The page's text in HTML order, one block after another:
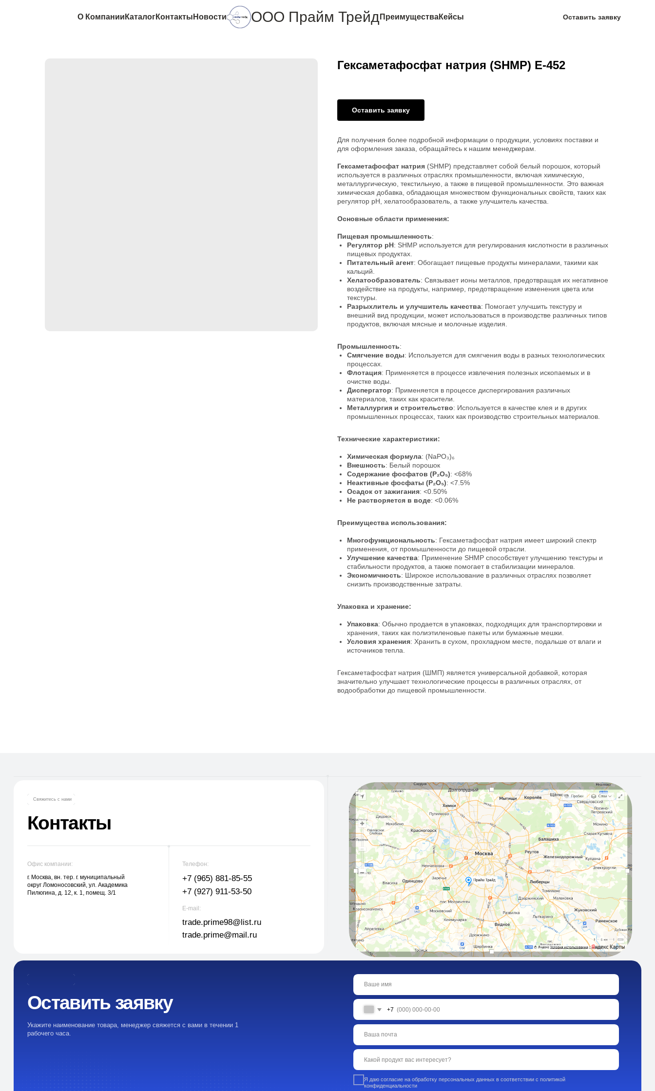
О Компании КаталогКонтакты Новости ООО Прайм Трейд ПреимуществаКейсы Оставить заявку
Гексаметафосфат натрия (SHMP) E-452
Оставить заявку
Для получения более подробной информации о продукции, условиях поставки и
для оформления заказа, обращайтесь к нашим менеджерам.
Гексаметафосфат натрия (SHMP) представляет собой белый порошок, который
используется в различных отраслях промышленности, включая химическую,
металлургическую, текстильную, а также в пищевой промышленности. Это важная
химическая добавка, обладающая множеством функциональных свойств, таких как
регулятор рН, хелатообразователь, а также улучшитель качества.
Основные области применения:
Пищевая промышленность:
Регулятор рН: SHMP используется для регулирования кислотности в различных
пищевых продуктах.
Питательный агент: Обогащает пищевые продукты минералами, такими как
кальций.
Хелатообразователь: Связывает ионы металлов, предотвращая их негативное
воздействие на продукты, например, предотвращение изменения цвета или
текстуры.
Разрыхлитель и улучшитель качества: Помогает улучшить текстуру и
внешний вид продукции, может использоваться в производстве различных типов
продуктов, включая мясные и молочные изделия.
Промышленность:
Смягчение воды: Используется для смягчения воды в разных технологических
процессах.
Флотация: Применяется в процессе извлечения полезных ископаемых и в
очистке воды.
Диспергатор: Применяется в процессе диспергирования различных
материалов, таких как красители.
Металлургия и строительство: Используется в качестве клея и в других
промышленных процессах, таких как производство строительных материалов.
Технические характеристики:
Химическая формула: (NaPO₃)₆
Внешность: Белый порошок
Содержание фосфатов (P₂O₅): <68%
Неактивные фосфаты (P₂O₅): <7.5%
Осадок от зажигания: <0.50%
Не растворяется в воде: <0.06%
Преимущества использования:
Многофункциональность: Гексаметафосфат натрия имеет широкий спектр
применения, от промышленности до пищевой отрасли.
Улучшение качества: Применение SHMP способствует улучшению текстуры и
стабильности продуктов, а также помогает в стабилизации минералов.
Экономичность: Широкое использование в различных отраслях позволяет
снизить производственные затраты.
Упаковка и хранение:
Упаковка: Обычно продается в упаковках, подходящих для транспортировки и
хранения, таких как полиэтиленовые пакеты или бумажные мешки.
Условия хранения: Хранить в сухом, прохладном месте, подальше от влаги и
источников тепла.
Гексаметафосфат натрия (ШМП) является универсальной добавкой, которая
значительно улучшает технологические процессы в различных отраслях, от
водообработки до пищевой промышленности.
Оставить заявку +7
Пилюгина, д. 12, к. 1, помещ. 3/1
Промышленная
Пищевые добавки и
ингредиенты